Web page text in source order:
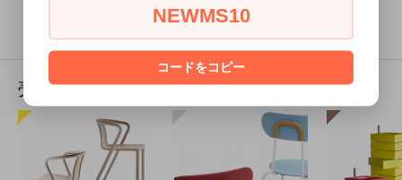
4商品中1 -4商品
売れ筋商品
NEWMS10
コードをコピー